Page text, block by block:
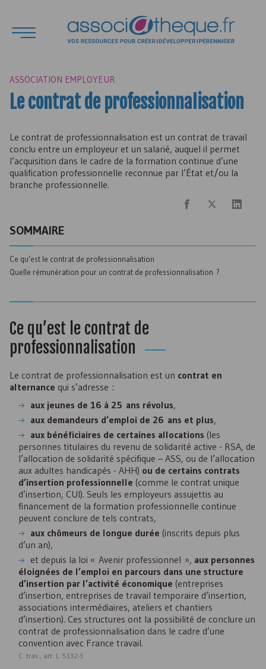
ASSOCIATION EMPLOYEUR
Le contrat de professionnalisation
Le contrat de professionnalisation est un contrat de travail
conclu entre un employeur et un salarié, auquel il permet
l’acquisition dans le cadre de la formation continue d’une
qualification professionnelle reconnue par l’État et/ou la
branche professionnelle.
SOMMAIRE
Ce qu’est le contrat de professionnalisation
Quelle rémunération pour un contrat de professionnalisation ?
Ce qu’est le contrat de
professionnalisation
Le contrat de professionnalisation est un contrat en
alternance qui s’adresse :
aux jeunes de 16 à 25 ans révolus,
aux demandeurs d’emploi de 26 ans et plus,
aux bénéficiaires de certaines allocations (les
personnes titulaires du revenu de solidarité active - RSA, de
l’allocation de solidarité spécifique – ASS, ou de l’allocation
aux adultes handicapés - AHH) ou de certains contrats
d’insertion professionnelle (comme le contrat unique
d’insertion, CUI). Seuls les employeurs assujettis au
financement de la formation professionnelle continue
peuvent conclure de tels contrats,
aux chômeurs de longue durée (inscrits depuis plus
d’un an),
et depuis la loi « Avenir professionnel », aux personnes
éloignées de l’emploi en parcours dans une structure
d’insertion par l’activité économique (entreprises
d’insertion, entreprises de travail temporaire d’insertion,
associations intermédiaires, ateliers et chantiers
d’insertion). Ces structures ont la possibilité de conclure un
contrat de professionnalisation dans le cadre d’une
convention avec France travail.
C. trav., art. L. 5132-3